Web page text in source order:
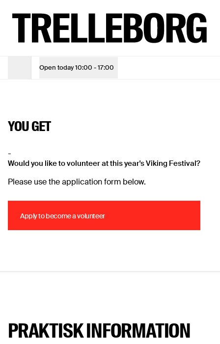
Open today10:00 - 17:00
Opening Hours
TUE - SUN
10:00 - 17:00
ADMISSION TICKET
Adult (10% online discount)
See opening hours
Buy admission tickets
VOLUNTEERS FOR
Would you like to volunteer at this year's Viking Festival?
Please use the application form below.
Apply to become a volunteer
YOU GET
-
PRAKTISK INFORMATION